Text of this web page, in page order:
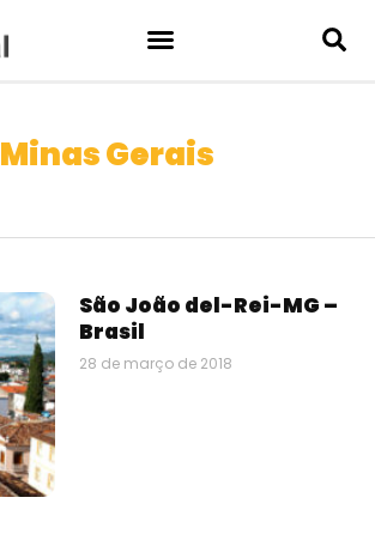
Minas Gerais
São João del-Rei-MG –
Brasil
28 de março de 2018